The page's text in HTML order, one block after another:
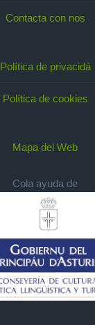
Contacta con nos
Política de privacidá
Política de cookies
Mapa del Web
Cola ayuda de